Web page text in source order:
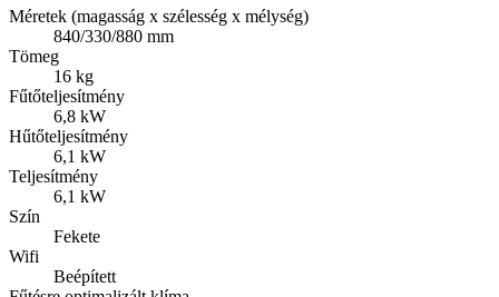
Méretek (magasság x szélesség x mélység)
840/330/880 mm
Tömeg
16 kg
Fűtőteljesítmény
6,8 kW
Hűtőteljesítmény
6,1 kW
Teljesítmény
6,1 kW
Szín
Fekete
Wifi
Beépített